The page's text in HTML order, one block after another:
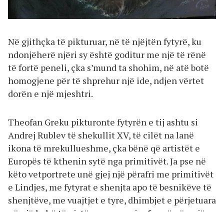
Në gjithçka të pikturuar, në të njëjtën fytyrë, ku
ndonjëherë njëri sy është goditur me një të rënë
të fortë peneli, çka s’mund ta shohim, në atë botë
homogjene për të shprehur një ide, ndjen vërtet
dorën e një mjeshtri.
Theofan Greku pikturonte fytyrën e tij ashtu si
Andrej Rublev të shekullit XV, të cilët na lanë
ikona të mrekullueshme, çka bënë që artistët e
Europës të kthenin sytë nga primitivët. Ja pse në
këto vetportrete unë gjej një përafri me primitivët
e Lindjes, me fytyrat e shenjta apo të besnikëve të
shenjtëve, me vuajtjet e tyre, dhimbjet e përjetuara